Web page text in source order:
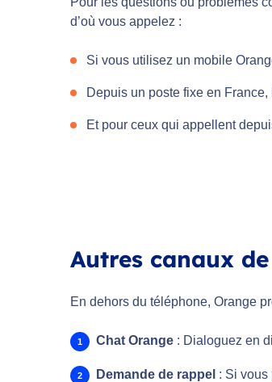
d’où vous appelez :
Si vous utilisez un mobile
Depuis un poste fixe en
Et pour ceux qui appellent
Autres canaux
En dehors du téléphone, Orange
Chat Orange : Dialoguez en
Demande de rappel : Si vous